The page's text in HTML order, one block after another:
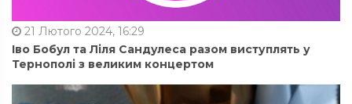
21 Лютого 2024, 16:29
Іво Бобул та Ліля Сандулеса разом виступлять у
Тернополі з великим концертом